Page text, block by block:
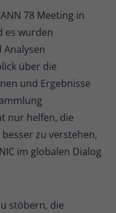
78 Meeting in
es wurden
über die
und Ergebnisse
nur helfen, die
zu verstehen,
im globalen Dialog
stöbern, die
die zur
von
verwendet